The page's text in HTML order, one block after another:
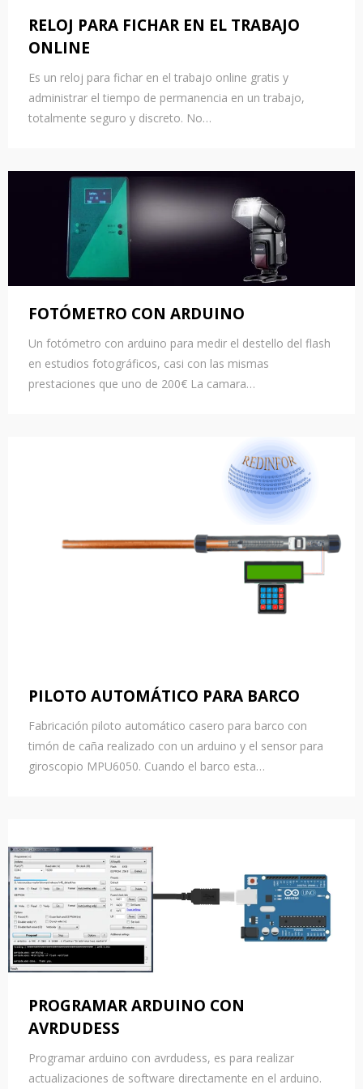
RELOJ PARA FICHAR EN EL TRABAJO
ONLINE
Es un reloj para fichar en el trabajo online gratis y
administrar el tiempo de permanencia en un trabajo,
totalmente seguro y discreto. No…
FOTÓMETRO CON ARDUINO
Un fotómetro con arduino para medir el destello del flash
en estudios fotográficos, casi con las mismas
prestaciones que uno de 200€ La camara…
PILOTO AUTOMÁTICO PARA BARCO
Fabricación piloto automático casero para barco con
timón de caña realizado con un arduino y el sensor para
giroscopio MPU6050. Cuando el barco esta…
PROGRAMAR ARDUINO CON
AVRDUDESS
Programar arduino con avrdudess, es para realizar
actualizaciones de software directamente en el arduino.